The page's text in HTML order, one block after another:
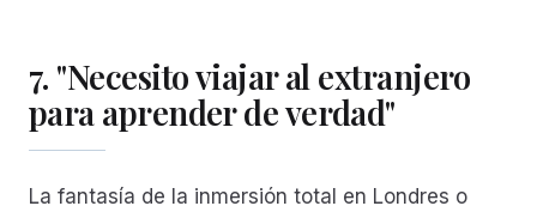
7. "Necesito viajar al extranjero
para aprender de verdad"
La fantasía de la inmersión total en Londres o